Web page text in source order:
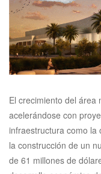
El crecimiento del área
acelerándose con
infraestructura como la
la construcción de un
de 61 millones de